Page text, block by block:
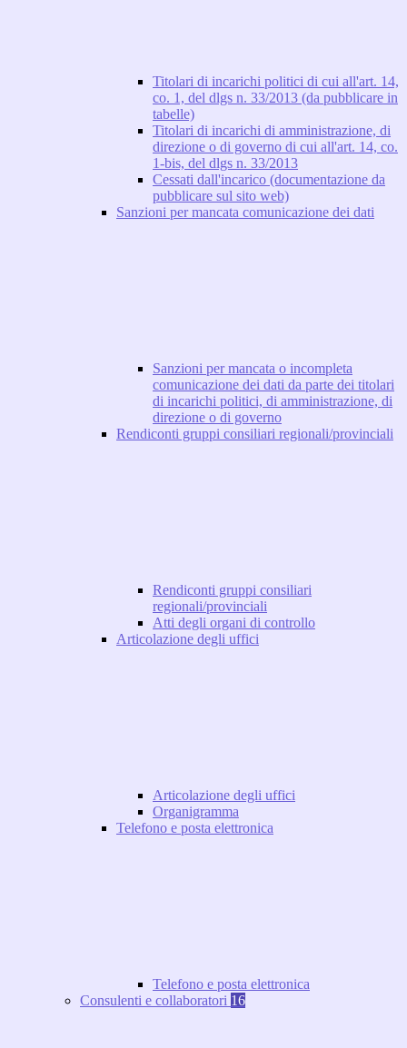
Titolari di incarichi politici di cui all'art. 14,
co. 1, del dlgs n. 33/2013 (da pubblicare in
tabelle)
Titolari di incarichi di amministrazione, di
direzione o di governo di cui all'art. 14, co.
1-bis, del dlgs n. 33/2013
Cessati dall'incarico (documentazione da
pubblicare sul sito web)
Sanzioni per mancata comunicazione dei dati
Sanzioni per mancata o incompleta
comunicazione dei dati da parte dei titolari
di incarichi politici, di amministrazione, di
direzione o di governo
Rendiconti gruppi consiliari regionali/provinciali
Rendiconti gruppi consiliari
regionali/provinciali
Atti degli organi di controllo
Articolazione degli uffici
Articolazione degli uffici
Organigramma
Telefono e posta elettronica
Telefono e posta elettronica
Consulenti e collaboratori 16